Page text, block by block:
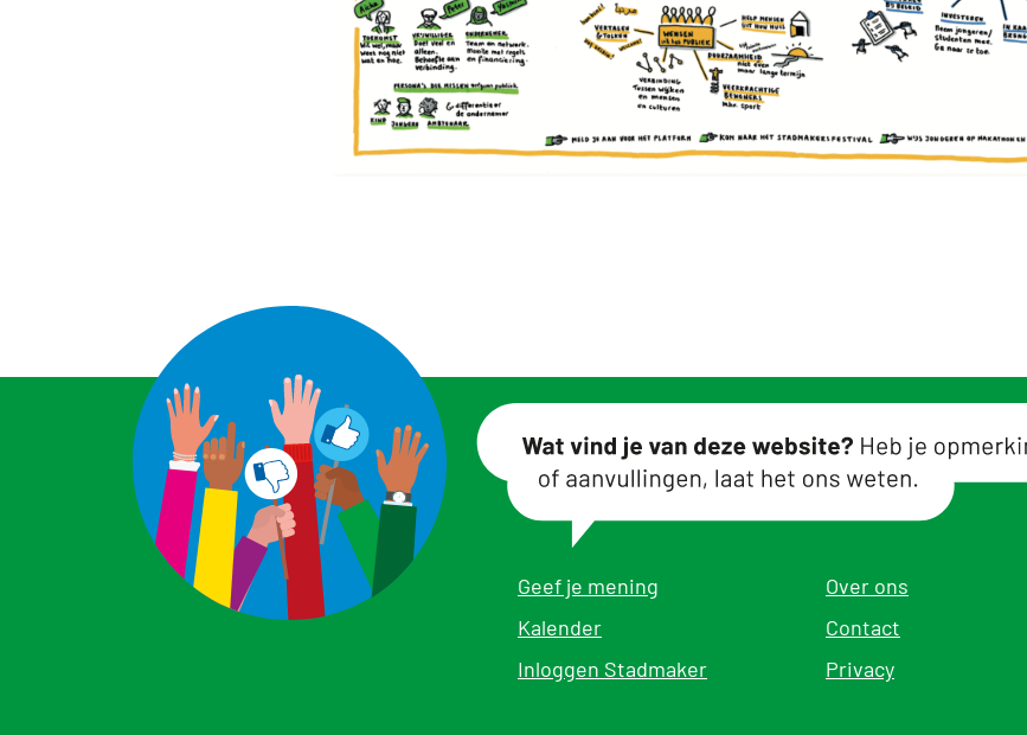
Geef je mening
Kalender
Inloggen Stadmaker
Over ons
Contact
Privacy